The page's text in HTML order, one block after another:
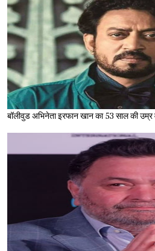
बॉलीवुड अभिनेता इरफान खान का 53 साल की